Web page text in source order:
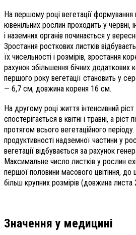
На першому році вегетації формування
ювенільних рослин проходить у червні,
і наземних органів починається у
Зростання росткових листків
їх чисельності і розмірів, зростання
рахунок збільшення бічних додаткових
першого року вегетації становить у
— 6,7 см, довжина кореня 16 см.
На другому році життя інтенсивний
спостерігається в квітні і травні, а ріст
протягом всього вегетаційного
продуктивності надземної частини у
вегетації відбувається за рахунок
Максимальне число листків у рослин
першої половини масового цвітіння, до
більш крупних розмірів (довжина
Значення у медицині